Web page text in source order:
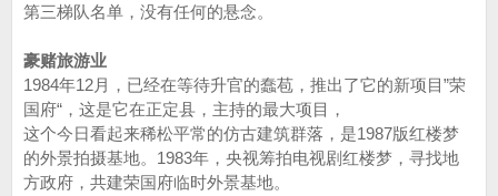
第三梯队名单，没有任何的悬念。
豪赌旅游业
1984年12月，已经在等待升官的蠢苞，推出了它的新项目”荣
国府“，这是它在正定县，主持的最大项目，
这个今日看起来稀松平常的仿古建筑群落，是1987版红楼梦
的外景拍摄基地。1983年，央视筹拍电视剧红楼梦，寻找地
方政府，共建荣国府临时外景基地。